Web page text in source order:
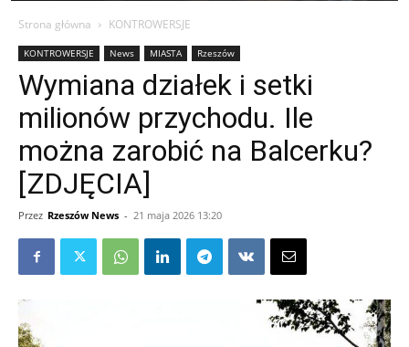
Strona główna KONTROWERSJE
KONTROWERSJE News MIASTA Rzeszów
Wymiana działek i setki
milionów przychodu. Ile
można zarobić na Balcerku?
[ZDJĘCIA]
Przez Rzeszów News - 21 maja 2026 13:20